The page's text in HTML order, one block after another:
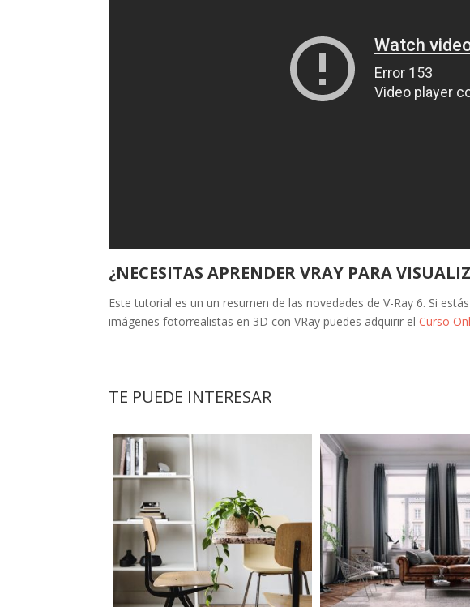
¿NECESITAS APRENDER VRAY PARA
Este tutorial es un un resumen de las novedades de V-Ray 6. Si
imágenes fotorrealistas en 3D con VRay puedes adquirir el Curso
TE PUEDE INTERESAR